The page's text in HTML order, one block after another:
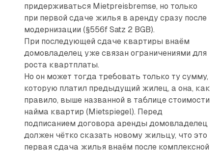
придерживаться Mietpreisbremse, но только
при первой сдаче жилья в аренду сразу после
модернизации (§556f Satz 2 BGB).
При последующей сдаче квартиры внаём
домовладелец уже связан ограничениями для
роста квартплаты.
Но он может тогда требовать только ту сумму,
которую платил предыдущий жилец, а она, как
правило, выше названной в таблице стоимости
найма квартир (Mietspiegel). Перед
подписанием договора аренды домовладелец
должен чётко сказать новому жильцу, что это
первая сдача жилья внаём после комплексной